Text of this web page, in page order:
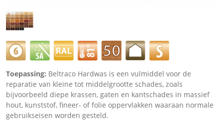
Toepassing: Beltraco Hardwas is een vulmiddel voor de
reparatie van kleine tot middelgrootte schades, zoals
bijvoorbeeld diepe krassen, gaten en kantschades in massief
hout, kunststof, fineer- of folie oppervlakken waaraan normale
gebruikseisen worden gesteld.